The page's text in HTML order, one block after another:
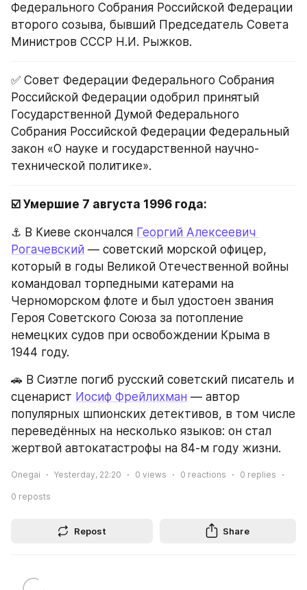
Федерального Собрания Российской Федерации
второго созыва, бывший Председатель Совета
Министров СССР Н.И. Рыжков.
✅ Совет Федерации Федерального Собрания
Российской Федерации одобрил принятый
Государственной Думой Федерального
Собрания Российской Федерации Федеральный
закон «О науке и государственной научно-
технической политике».
☑️ Умершие 7 августа 1996 года:
⚓ В Киеве скончался Георгий Алексеевич
Рогачевский — советский морской офицер,
который в годы Великой Отечественной войны
командовал торпедными катерами на
Черноморском флоте и был удостоен звания
Героя Советского Союза за потопление
немецких судов при освобождении Крыма в
1944 году.
🚗 В Сиэтле погиб русский советский писатель и
сценарист Иосиф Фрейлихман — автор
популярных шпионских детективов, в том числе
переведённых на несколько языков: он стал
жертвой автокатастрофы на 84-м году жизни.
Onegai Yesterday, 22:20 0 views 0 reactions 0 replies
0 reposts
Repost Share